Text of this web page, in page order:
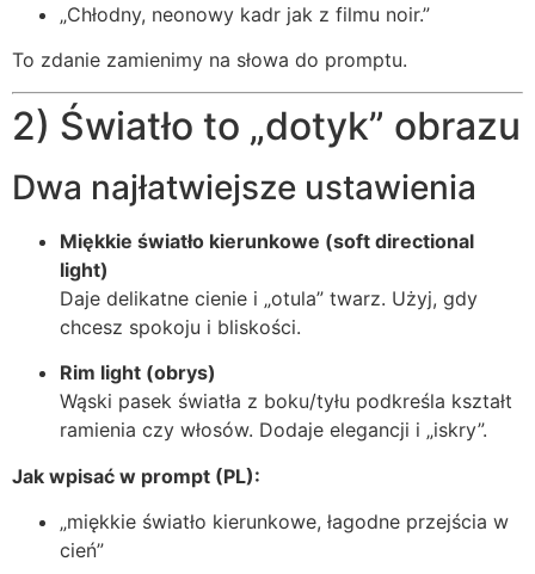
„Chłodny, neonowy kadr jak z filmu noir.”
To zdanie zamienimy na słowa do promptu.
2) Światło to „dotyk” obrazu
Dwa najłatwiejsze ustawienia
Miękkie światło kierunkowe (soft directional
light)
Daje delikatne cienie i „otula” twarz. Użyj, gdy
chcesz spokoju i bliskości.
Rim light (obrys)
Wąski pasek światła z boku/tyłu podkreśla kształt
ramienia czy włosów. Dodaje elegancji i „iskry”.
Jak wpisać w prompt (PL):
„miękkie światło kierunkowe, łagodne przejścia w
cień”